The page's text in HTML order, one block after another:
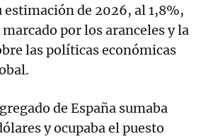
estimación de 2026, al 1,8%,
por los aranceles y la
las políticas económicas
de España sumaba
y ocupaba el puesto